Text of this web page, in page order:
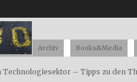
– Tipps zu den
Archiv Books&Media